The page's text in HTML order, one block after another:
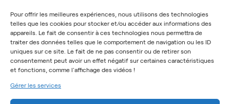
Pour offrir les meilleures expériences, nous utilisons des technologies
telles que les cookies pour stocker et/ou accéder aux informations des
appareils. Le fait de consentir à ces technologies nous permettra de
traiter des données telles que le comportement de navigation ou les ID
uniques sur ce site. Le fait de ne pas consentir ou de retirer son
consentement peut avoir un effet négatif sur certaines caractéristiques
et fonctions, comme l'affichage des vidéos !
Gérer les services
Génération enfants
Les Instants Post-It
Nos émissions
OSYR – Dernière saison
OSYR – Autres saisons
Notre Rendez-Vous
T’as 2 minutes